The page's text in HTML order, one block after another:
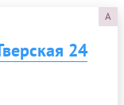
A
24